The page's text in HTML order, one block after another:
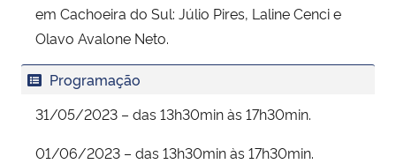
Banco Central do Brasil
Planalto
em Cachoeira do Sul: Júlio Pires, Laline Cenci e
Olavo Avalone Neto.
Programação
31/05/2023 – das 13h30min às 17h30min.
01/06/2023 – das 13h30min às 17h30min.